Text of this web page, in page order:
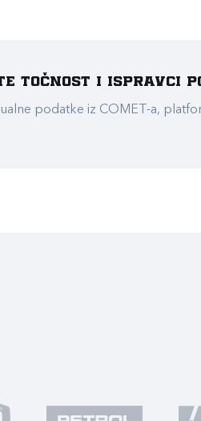
točnost i ispravci
podatke iz COMET-a,